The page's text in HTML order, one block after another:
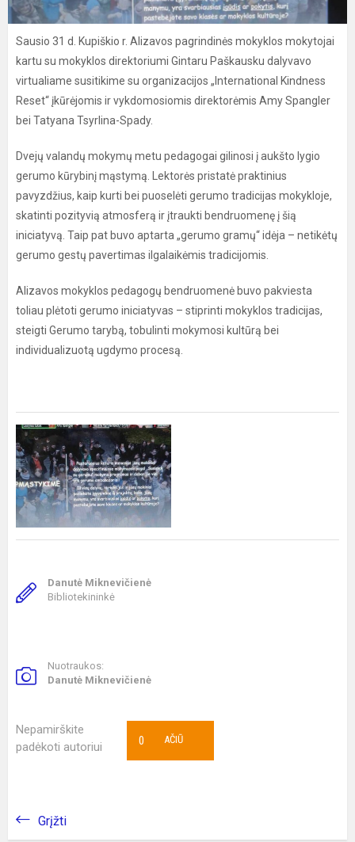
Sausio 31 d. Kupiškio r. Alizavos pagrindinės mokyklos mokytojai
kartu su mokyklos direktoriumi Gintaru Paškausku dalyvavo
virtualiame susitikime su organizacijos „International Kindness
Reset“ įkūrėjomis ir vykdomosiomis direktorėmis Amy Spangler
bei Tatyana Tsyrlina-Spady.
Dvejų valandų mokymų metu pedagogai gilinosi į aukšto lygio
gerumo kūrybinį mąstymą. Lektorės pristatė praktinius
pavyzdžius, kaip kurti bei puoselėti gerumo tradicijas mokykloje,
skatinti pozityvią atmosferą ir įtraukti bendruomenę į šią
iniciatyvą. Taip pat buvo aptarta „gerumo gramų“ idėja – netikėtų
gerumo gestų pavertimas ilgalaikėmis tradicijomis.
Alizavos mokyklos pedagogų bendruomenė buvo pakviesta
toliau plėtoti gerumo iniciatyvas – stiprinti mokyklos tradicijas,
steigti Gerumo tarybą, tobulinti mokymosi kultūrą bei
individualizuotą ugdymo procesą.
Danutė Miknevičienė
Bibliotekininkė
Nuotraukos:
Danutė Miknevičienė
Nepamirškite
padėkoti autoriui
AČIŪ
0
Grįžti